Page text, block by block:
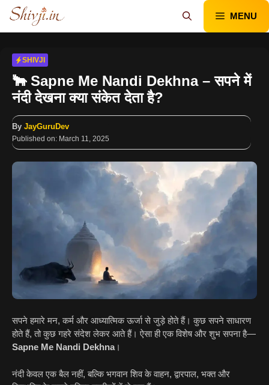
Skip
content
MENU
SHIVJI
🐂 Sapne Me Nandi Dekhna – सपने में
नंदी देखना क्या संकेत देता है?
By JayGuruDev
Published on: March 11, 2025
सपने हमारे मन, कर्म और आध्यात्मिक ऊर्जा से जुड़े होते हैं। कुछ सपने साधारण
होते हैं, तो कुछ गहरे संदेश लेकर आते हैं। ऐसा ही एक विशेष और शुभ सपना है—
Sapne Me Nandi Dekhna।
नंदी केवल एक बैल नहीं, बल्कि भगवान शिव के वाहन, द्वारपाल, भक्त और